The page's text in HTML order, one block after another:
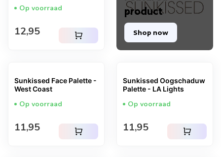
product
Shop now
Op voorraad
Normale prijs
12,95 shopping_cart
Sunkissed Face Palette -
West Coast
Op voorraad
Normale prijs
11,95 shopping_cart
Sunkissed Oogschaduw
Palette - LA Lights
Op voorraad
Normale prijs
11,95 shopping_cart